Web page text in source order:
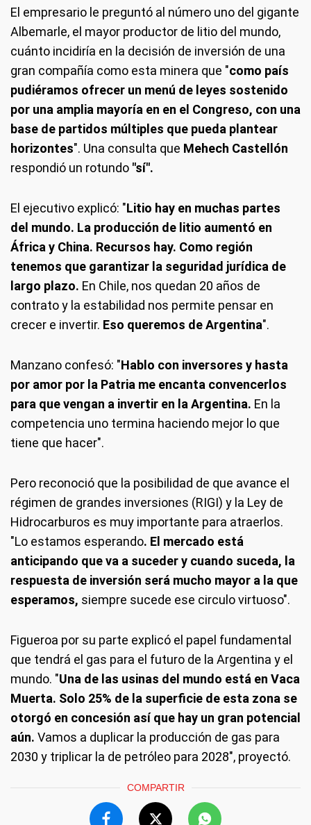
El empresario le preguntó al número uno del gigante
Albemarle, el mayor productor de litio del mundo,
cuánto incidiría en la decisión de inversión de una
gran compañía como esta minera que "como país
pudiéramos ofrecer un menú de leyes sostenido
por una amplia mayoría en en el Congreso, con una
base de partidos múltiples que pueda plantear
horizontes". Una consulta que Mehech Castellón
respondió un rotundo "sí".
El ejecutivo explicó: "Litio hay en muchas partes
del mundo. La producción de litio aumentó en
África y China. Recursos hay. Como región
tenemos que garantizar la seguridad jurídica de
largo plazo. En Chile, nos quedan 20 años de
contrato y la estabilidad nos permite pensar en
crecer e invertir. Eso queremos de Argentina".
Manzano confesó: "Hablo con inversores y hasta
por amor por la Patria me encanta convencerlos
para que vengan a invertir en la Argentina. En la
competencia uno termina haciendo mejor lo que
tiene que hacer".
Pero reconoció que la posibilidad de que avance el
régimen de grandes inversiones (RIGI) y la Ley de
Hidrocarburos es muy importante para atraerlos.
"Lo estamos esperando. El mercado está
anticipando que va a suceder y cuando suceda, la
respuesta de inversión será mucho mayor a la que
esperamos, siempre sucede ese circulo virtuoso".
Figueroa por su parte explicó el papel fundamental
que tendrá el gas para el futuro de la Argentina y el
mundo. "Una de las usinas del mundo está en Vaca
Muerta. Solo 25% de la superficie de esta zona se
otorgó en concesión así que hay un gran potencial
aún. Vamos a duplicar la producción de gas para
2030 y triplicar la de petróleo para 2028", proyectó.
COMPARTIR